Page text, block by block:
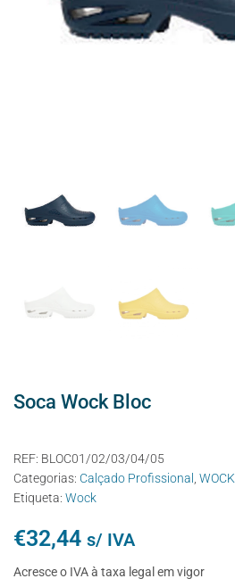
Soca Wock Bloc
REF: BLOC01/02/03/04/05
Categorias: Calçado Profissional WOCK
Etiqueta: Wock
€32,44 s/ IVA
Acresce o IVA à taxa legal em vigor